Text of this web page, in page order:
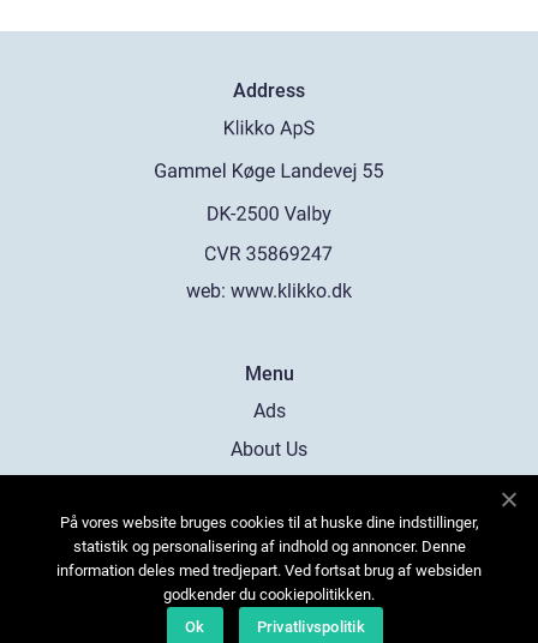
Address
web: www.klikko.dk
Menu
Ads
About Us
Contact
Sitemap
På vores website bruges cookies til at huske dine indstillinger,
statistik og personalisering af indhold og annoncer. Denne
information deles med tredjepart. Ved fortsat brug af websiden
godkender du cookiepolitikken.
Ok
Privatlivspolitik